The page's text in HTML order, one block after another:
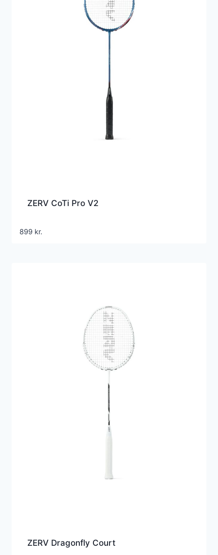
ZERV CoTi Pro V2
899 kr.
ZERV Dragonfly Court